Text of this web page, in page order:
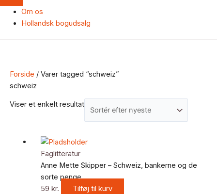
Om os
Hollandsk bogudsalg
Forside / Varer tagged “schweiz”
schweiz
Viser et enkelt resultat
Faglitteratur
Anne Mette Skipper – Schweiz, bankerne og de
sorte penge
59 kr. Tilføj til kurv